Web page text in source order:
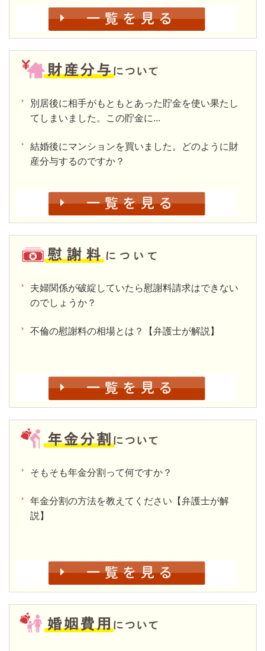
別居後に相手がもともとあった貯金を使い果たし
てしまいました。この貯金に...
結婚後にマンションを買いました。どのように財
産分与するのですか？
夫婦関係が破綻していたら慰謝料請求はできない
のでしょうか？
不倫の慰謝料の相場とは？【弁護士が解説】
そもそも年金分割って何ですか？
年金分割の方法を教えてください【弁護士が解
説】